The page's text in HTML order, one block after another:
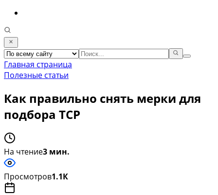
Главная страница
Полезные статьи
Как правильно снять мерки для
подбора ТСР
На чтение3 мин.
Просмотров1.1К